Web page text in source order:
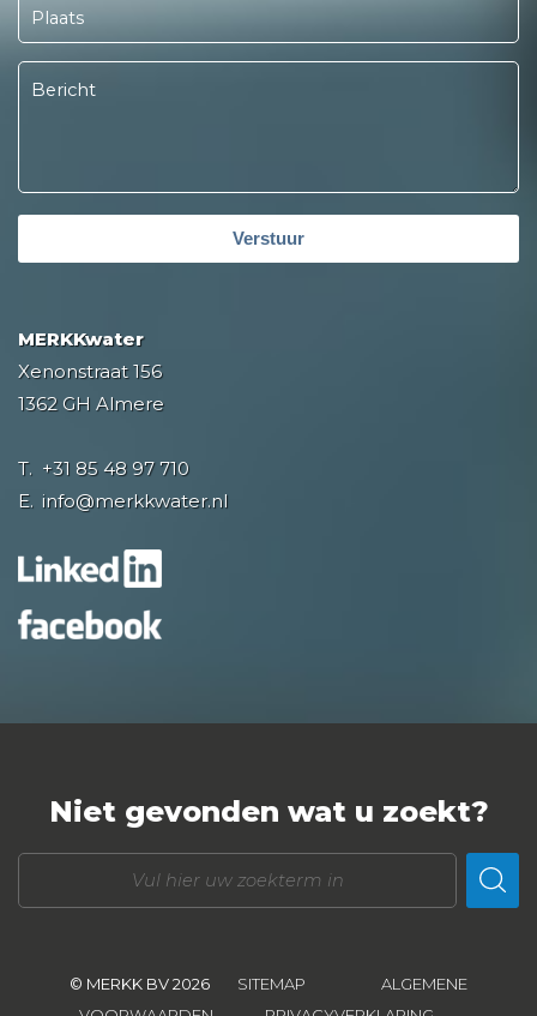
Verstuur
MERKKwater
Xenonstraat 156
1362 GH Almere
T. +31 85 48 97 710
E. info@merkkwater.nl
Niet gevonden wat u zoekt?
© MERKK BV 2026 SITEMAP
ALGEMENE